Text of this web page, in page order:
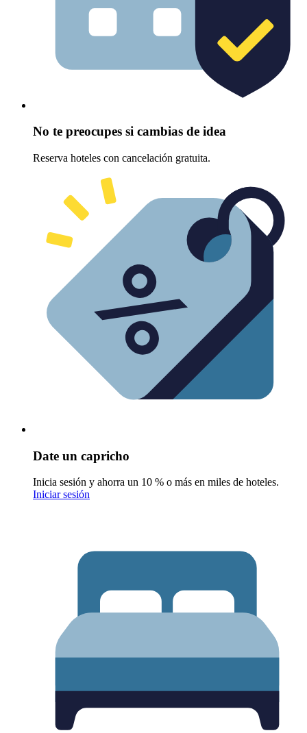
No te preocupes si cambias de idea
Reserva hoteles con cancelación gratuita.
Date un capricho
Inicia sesión y ahorra un 10 % o más en miles de hoteles.
Iniciar sesión